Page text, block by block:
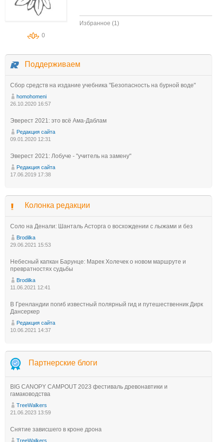
0
Избранное (1)
Поддерживаем
Сбор средств на издание учебника "Безопасность на бурной воде"
homohomeni
26.10.2020 16:57
Эверест 2021: это всё Ама-Даблам
Редакция сайта
09.01.2020 12:31
Эверест 2021: Лобуче - "учитель на замену"
Редакция сайта
17.06.2019 17:38
Колонка редакции
Соло на Денали: Шанталь Асторга о восхождении с лыжами и без
Brodilka
29.06.2021 15:53
Небесный капкан Барунце: Марек Холечек о новом маршруте и
превратностях судьбы
Brodilka
11.06.2021 12:41
В Гренландии погиб известный полярный гид и путешественник Дирк
Дансеркер
Редакция сайта
10.06.2021 14:37
Партнерские блоги
BIG CANOPY CAMPOUT 2023 фестиваль древонавтики и
гамаководства
TreeWalkers
21.06.2023 13:59
Снятие зависшего в кроне дрона
TreeWalkers